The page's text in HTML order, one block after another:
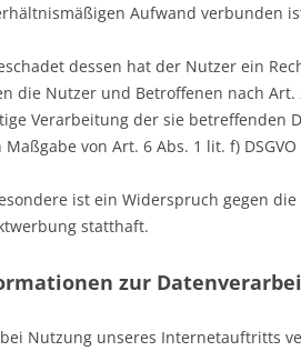
Aufwand verbunden
dessen hat der Nutzer ein
die Nutzer und Betroffenen nach Art.
Verarbeitung der sie betreffenden
Maßgabe von Art. 6 Abs. 1 lit. f)
ist ein Widerspruch gegen
statthaft.
zur
Nutzung unseres Internetauftritts